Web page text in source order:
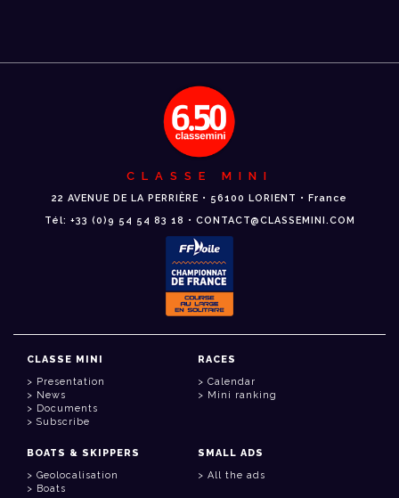
CLASSE MINI
22 AVENUE DE LA PERRIÈRE • 56100 LORIENT • France
Tél: +33 (0)9 54 54 83 18 • CONTACT@CLASSEMINI.COM
CLASSE MINI
Presentation
News
Documents
Subscribe
RACES
Calendar
Mini ranking
BOATS & SKIPPERS
Geolocalisation
Boats
SMALL ADS
All the ads